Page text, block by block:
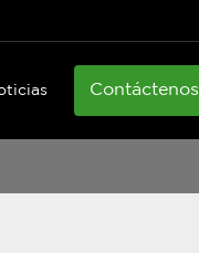
Contáctenos